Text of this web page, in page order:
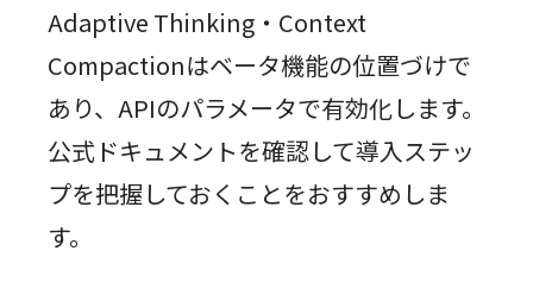
Adaptive Thinking・Context
Compactionはベータ機能の位置づけで
あり、APIのパラメータで有効化します。
公式ドキュメントを確認して導入ステッ
プを把握しておくことをおすすめしま
す。